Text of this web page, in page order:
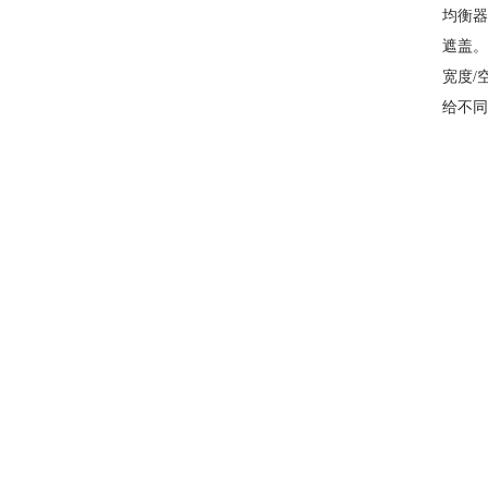
均衡
遮盖
宽度/
给不